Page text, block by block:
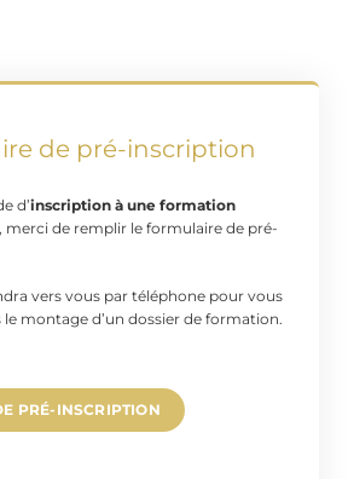
de pré-inscription
d’inscription à une formation
, merci de remplir le formulaire de pré-
vers vous par téléphone pour vous
montage d’un dossier de formation.
PRÉ-INSCRIPTION